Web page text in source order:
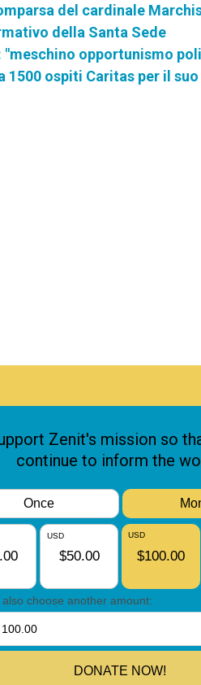
del cardinale
della Santa Sede
"meschino opportunismo
1500 ospiti Caritas per il